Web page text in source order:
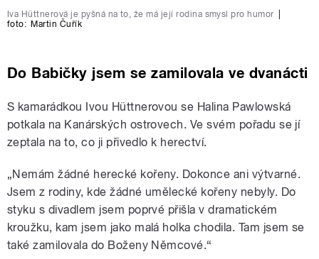
Iva Hüttnerová je pyšná na to, že má její rodina smysl pro humor
foto: Martin Čuřík
Do Babičky jsem se zamilovala ve dvanácti
S kamarádkou Ivou Hüttnerovou se Halina Pawlowská
potkala na Kanárských ostrovech. Ve svém pořadu se jí
zeptala na to, co ji přivedlo k herectví.
„Nemám žádné herecké kořeny. Dokonce ani výtvarné.
Jsem z rodiny, kde žádné umělecké kořeny nebyly. Do
styku s divadlem jsem poprvé přišla v dramatickém
kroužku, kam jsem jako malá holka chodila. Tam jsem se
také zamilovala do Boženy Němcové.“